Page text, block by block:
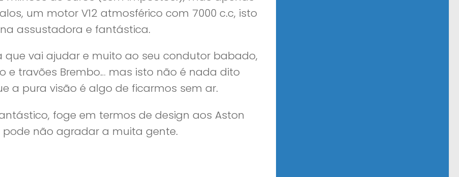
um motor V12 atmosférico com 7000 c.c, isto
assustadora e fantástica.
vai ajudar e muito ao seu condutor babado,
travões Brembo… mas isto não é nada dito
a pura visão é algo de ficarmos sem ar.
foge em termos de design aos Aston
não agradar a muita gente.